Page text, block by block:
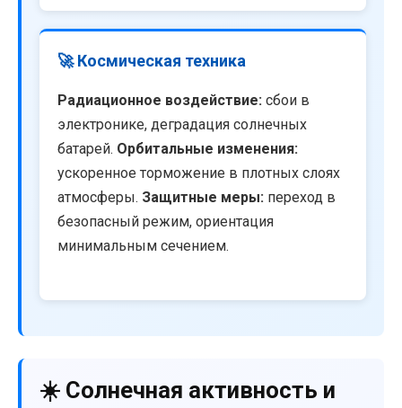
🚀 Космическая техника
Радиационное воздействие: сбои в
электронике, деградация солнечных
батарей. Орбитальные изменения:
ускоренное торможение в плотных слоях
атмосферы. Защитные меры: переход в
безопасный режим, ориентация
минимальным сечением.
☀️ Солнечная активность и